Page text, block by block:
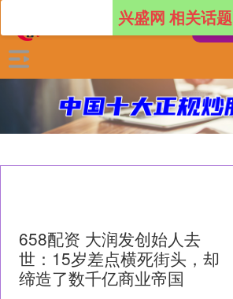
兴盛网 相关话题
658配资 大润发创始人去
世：15岁差点横死街头，却
缔造了数千亿商业帝国